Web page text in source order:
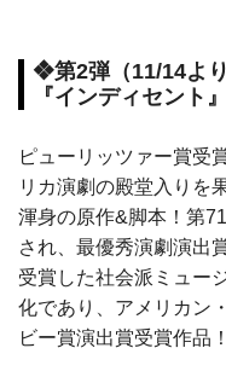
❖第2弾（11/14よ
『インディセント』
ピューリッツァー賞受
リカ演劇の殿堂入りを
渾身の原作&脚本！第
され、最優秀演劇演出
受賞した社会派ミュー
化であり、アメリカン
ビー賞演出賞受賞作品！